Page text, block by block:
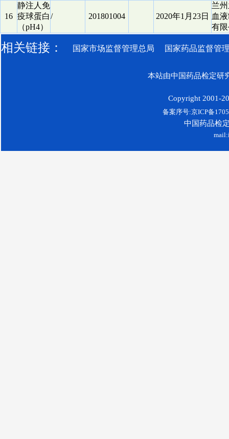
16
静注人免
疫球蛋白
（pH4）
/ 201801004 2020年1月23日
兰
血
有
相关链接： 国家市场监督管理总局 国家药品监督管
本站由中国药品检定研
Copyright 2001-
备案序号:京ICP备
中国药品检